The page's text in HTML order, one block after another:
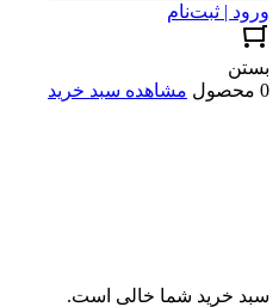
ورود | ثبت‌نام
بستن
0 محصول
مشاهده سبد خرید
سبد خرید شما خالی است.